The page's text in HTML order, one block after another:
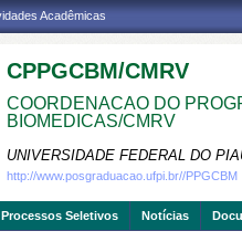
Acadêmicas
CPPGCBM/CMRV
COORDENACAO DO
BIOMEDICAS/CMRV
UNIVERSIDADE FEDERAL DO
http://www.posgraduacao.ufpi.br//PPGCBM
Processos Seletivos Notícias